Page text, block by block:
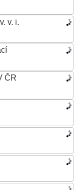
v. i.
ČR